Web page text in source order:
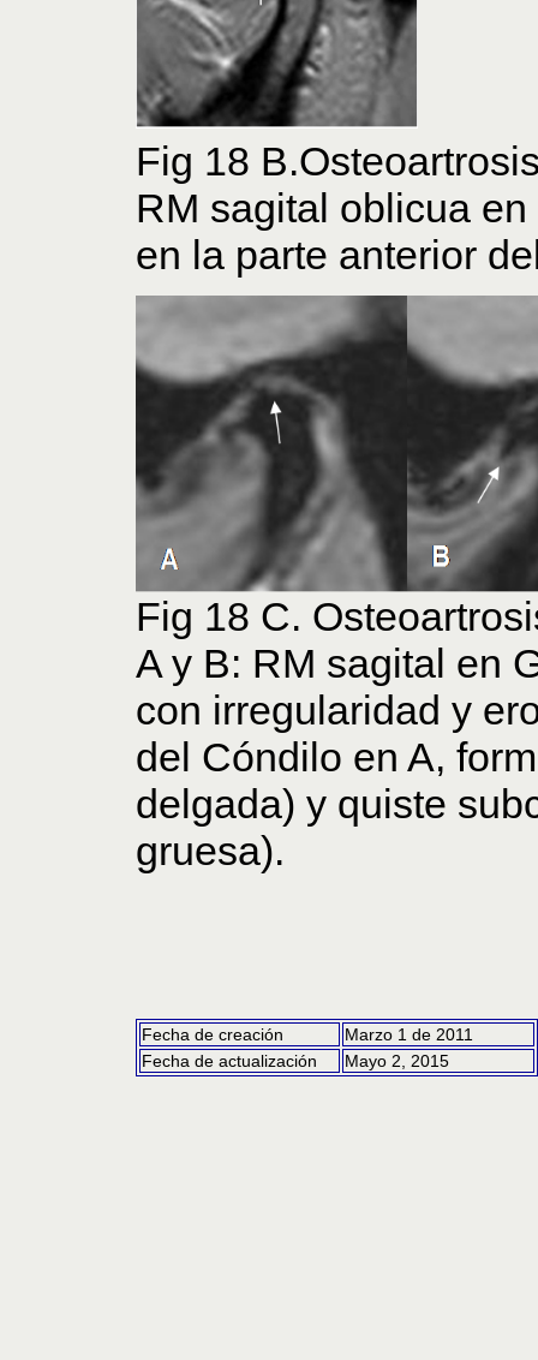
Fig 18
RM sagital oblicua
en la parte anterior
Fig 18 C.
A y B: RM sagital en
con irregularidad y
del Cóndilo en A,
delgada) y quiste
gruesa).
Fecha de creación
Marzo 1 de 2011
Fecha de actualización
Mayo 2, 2015